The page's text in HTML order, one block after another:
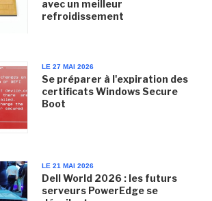
avec un meilleur
refroidissement
LE 27 MAI 2026
Se préparer à l'expiration des
certificats Windows Secure
Boot
LE 21 MAI 2026
Dell World 2026 : les futurs
serveurs PowerEdge se